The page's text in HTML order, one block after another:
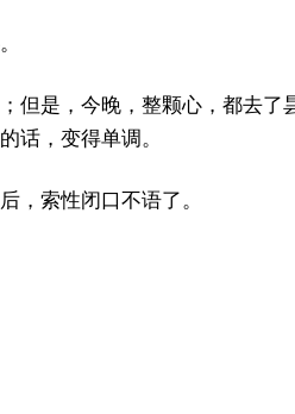
但是，今晚，整颗心，都去
话，变得单调。
，索性闭口不语了。